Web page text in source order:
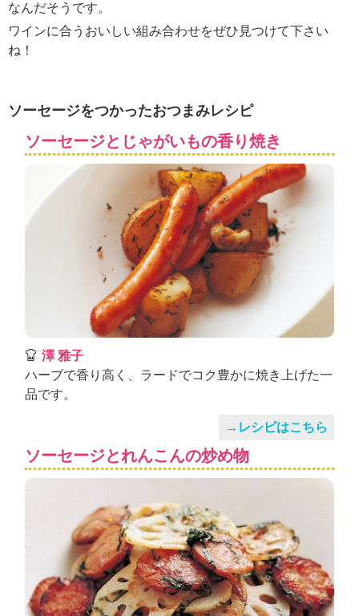
ー
「
ん
な
の
き
ょ
う
の
料
理
」
なんだそうです。
ワインに合うおいしい組み合わせをぜひ見つけて下さい
ね！
ソーセージをつかったおつまみレシピ
ソーセージとじゃがいもの香り焼き
澤 雅子
ハーブで香り高く、ラードでコク豊かに焼き上げた一
品です。
→レシピはこちら
ソーセージとれんこんの炒め物